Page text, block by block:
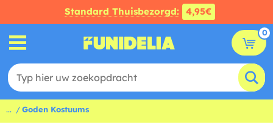
Standard Thuisbezorgd: 4,95€
0
... Goden Kostuums